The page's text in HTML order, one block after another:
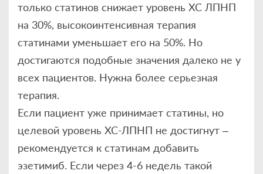
только статинов снижает уровень ХС ЛПНП
на 30%, высокоинтенсивная терапия
статинами уменьшает его на 50%. Но
достигаются подобные значения далеко не у
всех пациентов. Нужна более серьезная
терапия.
Если пациент уже принимает статины, но
целевой уровень ХС-ЛПНП не достигнут –
рекомендуется к статинам добавить
эзетимиб. Если через 4-6 недель такой